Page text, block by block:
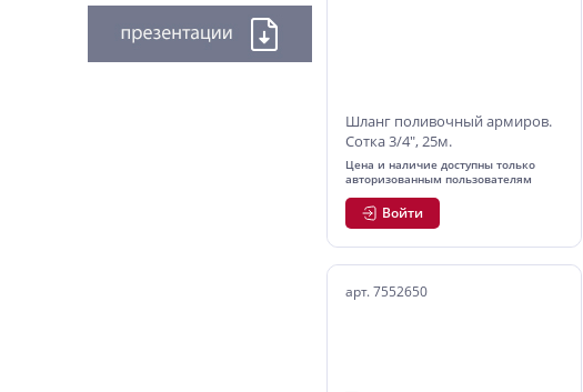
Шланг поливочный армиров.
Сотка 3/4", 25м.
Цена и наличие доступны только
авторизованным пользователям
Войти
арт. 7552650